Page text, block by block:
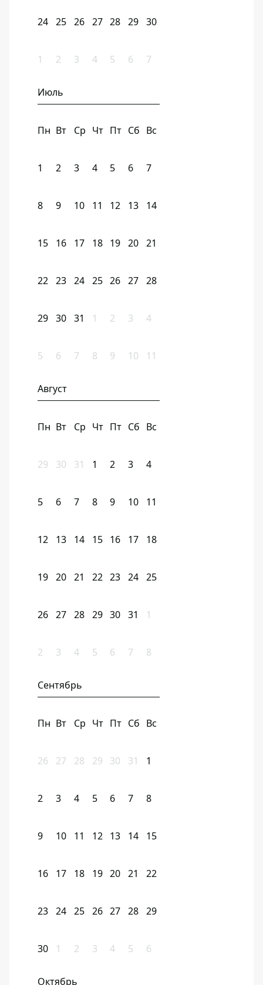
24 25 26 27 28 29 30
1 2 3 4 5 6 7
Июль
Пн Вт Ср Чт Пт Сб Вс
1 2 3 4 5 6 7
8 9 10 11 12 13 14
15 16 17 18 19 20 21
22 23 24 25 26 27 28
29 30 31 1 2 3 4
5 6 7 8 9 10 11
Август
Пн Вт Ср Чт Пт Сб Вс
29 30 31 1 2 3 4
5 6 7 8 9 10 11
12 13 14 15 16 17 18
19 20 21 22 23 24 25
26 27 28 29 30 31 1
2 3 4 5 6 7 8
Сентябрь
Пн Вт Ср Чт Пт Сб Вс
26 27 28 29 30 31 1
2 3 4 5 6 7 8
9 10 11 12 13 14 15
16 17 18 19 20 21 22
23 24 25 26 27 28 29
30 1 2 3 4 5 6
Октябрь